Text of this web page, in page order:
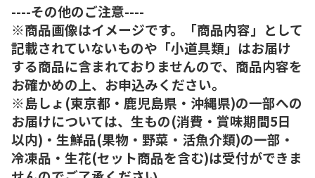
----その他のご注意----
※商品画像はイメージです。「商品内容」として
記載されていないものや「小道具類」はお届け
する商品に含まれておりませんので、商品内容を
お確かめの上、お申込みください。
※島しょ(東京都・鹿児島県・沖縄県)の一部への
お届けについては、生もの(消費・賞味期間5日
以内)・生鮮品(果物・野菜・活魚介類)の一部・
冷凍品・生花(セット商品を含む)は受付ができま